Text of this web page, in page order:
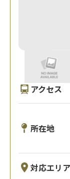
アクセス
所在地
対応エリア